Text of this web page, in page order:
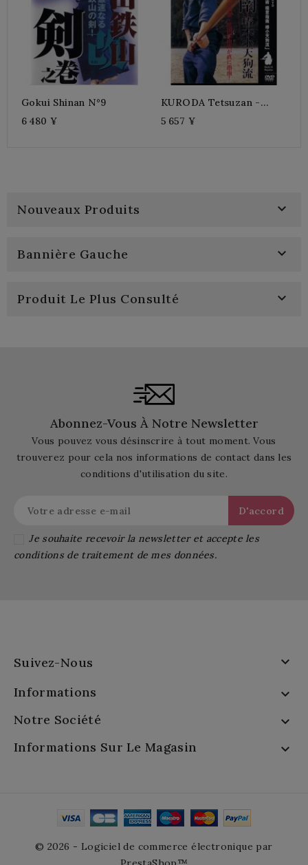
Gokui Shinan N°9
6 480 ¥
KURODA Tetsuzan -
Gokui Shinan N°7
5 657 ¥
Nouveaux Produits 
Bannière Gauche 
Produit Le Plus Consulté 
Abonnez-Vous À Notre Newsletter
Vous pouvez vous désinscrire à tout moment. Vous
trouverez pour cela nos informations de contact dans les
conditions d'utilisation du site.
Je souhaite recevoir la newsletter et accepte les
conditions de traitement de mes données.
Suivez-Nous 
Informations 
Notre Société 
Informations Sur Le Magasin 
© 2026 - Logiciel de commerce électronique par